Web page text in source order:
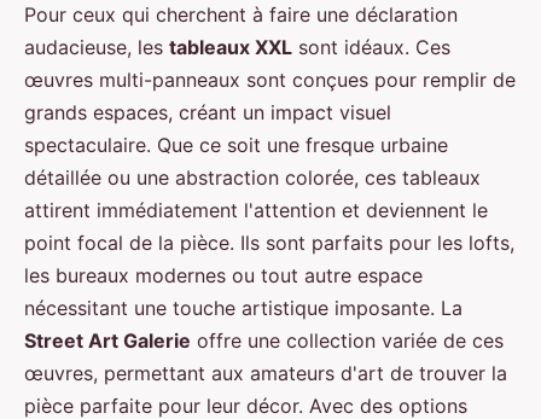
Pour ceux qui cherchent à faire une déclaration
audacieuse, les tableaux XXL sont idéaux. Ces
œuvres multi-panneaux sont conçues pour remplir de
grands espaces, créant un impact visuel
spectaculaire. Que ce soit une fresque urbaine
détaillée ou une abstraction colorée, ces tableaux
attirent immédiatement l'attention et deviennent le
point focal de la pièce. Ils sont parfaits pour les lofts,
les bureaux modernes ou tout autre espace
nécessitant une touche artistique imposante. La
Street Art Galerie offre une collection variée de ces
œuvres, permettant aux amateurs d'art de trouver la
pièce parfaite pour leur décor. Avec des options